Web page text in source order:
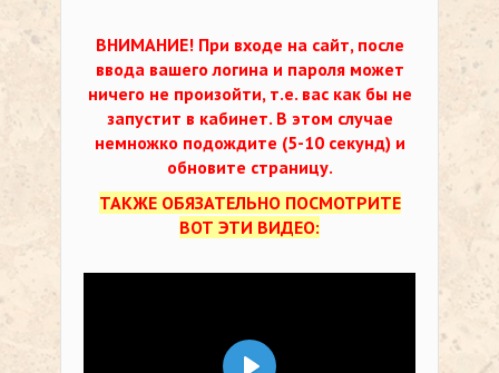
ВНИМАНИЕ! При входе на сайт, после
ввода вашего логина и пароля может
ничего не произойти, т.е. вас как бы не
запустит в кабинет. В этом случае
немножко подождите (5-10 секунд) и
обновите страницу.
ТАКЖЕ ОБЯЗАТЕЛЬНО ПОСМОТРИТЕ
ВОТ ЭТИ ВИДЕО: